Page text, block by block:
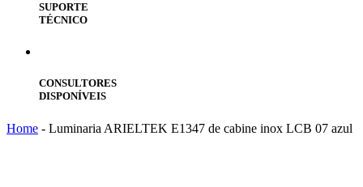
SUPORTE
TÉCNICO
CONSULTORES
DISPONÍVEIS
Home - Luminaria ARIELTEK E1347 de cabine inox LCB 07 azul